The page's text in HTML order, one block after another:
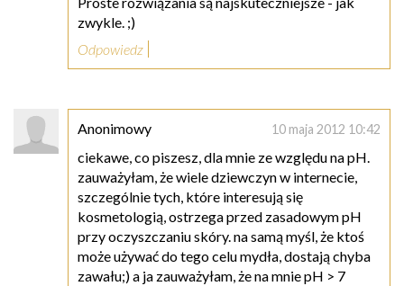
zwykle. ;)
Odpowiedz
Anonimowy 10 maja 2012 10:42
ciekawe, co piszesz, dla mnie ze względu na pH.
zauważyłam, że wiele dziewczyn w internecie,
szczególnie tych, które interesują się
kosmetologią, ostrzega przed zasadowym pH
przy oczyszczaniu skóry. na samą myśl, że ktoś
może używać do tego celu mydła, dostają chyba
zawału;) a ja zauważyłam, że na mnie pH > 7